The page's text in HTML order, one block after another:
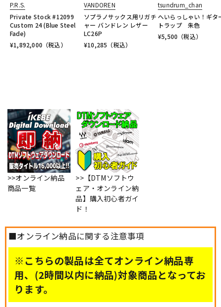
P.R.S.
Private Stock #12099
Custom 24 (Blue Steel
Fade)
¥1,892,000 （税込）
VANDOREN
ソプラノサックス用リガチ
ャー バンドレン レザー
LC26P
¥10,285 （税込）
tsundrum_chan
へいらっしゃい！ギタ
トラップ 朱色
¥5,500 （税込）
>>オンライン納品
商品一覧
>>【DTMソフトウ
ェア・オンライン納
品】購入初心者ガイ
ド！
■オンライン納品に関する注意事項
※こちらの製品は全てオンライン納品専
用、(2時間以内に納品)対象商品となってお
ります。